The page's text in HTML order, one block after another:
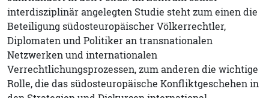
interdisziplinär angelegten Studie steht zum einen die
Beteiligung südosteuropäischer Völkerrechtler,
Diplomaten und Politiker an transnationalen
Netzwerken und internationalen
Verrechtlichungsprozessen, zum anderen die wichtige
Rolle, die das südosteuropäische Konfliktgeschehen in